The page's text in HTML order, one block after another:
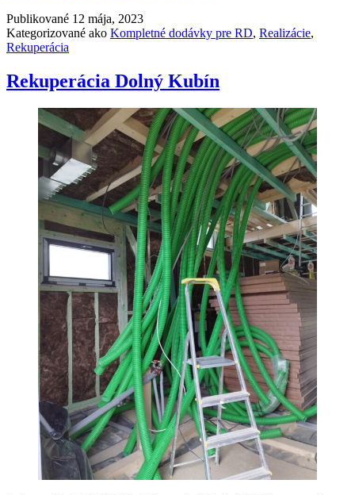
Publikované 12 mája, 2023
Kategorizované ako Kompletné dodávky pre RD, Realizácie,
Rekuperácia
Rekuperácia Dolný Kubín